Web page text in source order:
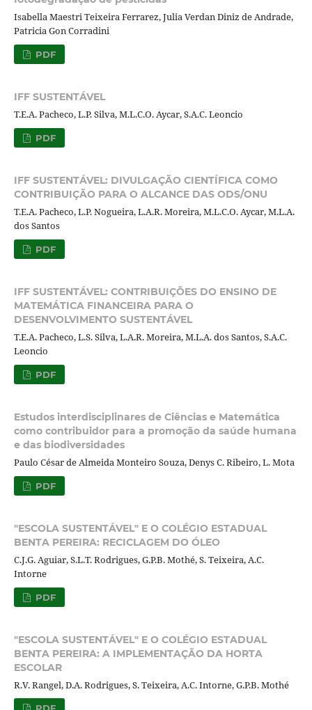
Isabella Maestri Teixeira Ferrarez, Julia Verdan Diniz de Andrade,
Patricia Gon Corradini
PDF
IFF SUSTENTÁVEL
T.E.A. Pacheco, L.P. Silva, M.L.C.O. Aycar, S.A.C. Leoncio
PDF
IFF SUSTENTÁVEL: DIVULGAÇÃO CIENTÍFICA COMO
CONTRIBUIÇÃO PARA O ALCANCE DAS ODS/ONU
T.E.A. Pacheco, L.P. Nogueira, L.A.R. Moreira, M.L.C.O. Aycar, M.L.A.
dos Santos
PDF
IFF SUSTENTÁVEL: CONTRIBUIÇÕES DO ENSINO DE
MATEMÁTICA FINANCEIRA PARA O
DESENVOLVIMENTO SUSTENTÁVEL
T.E.A. Pacheco, L.S. Silva, L.A.R. Moreira, M.L.A. dos Santos, S.A.C.
Leoncio
PDF
Estudos interdisciplinares de Ciências e Matemática
como contribuidor para a promoção da saúde humana
e das biodiversidades
Paulo César de Almeida Monteiro Souza, Denys C. Ribeiro, L. Mota
PDF
"ESCOLA SUSTENTÁVEL" E O COLÉGIO ESTADUAL
BENTA PEREIRA: RECICLAGEM DO ÓLEO
C.J.G. Aguiar, S.L.T. Rodrigues, G.P.B. Mothé, S. Teixeira, A.C.
Intorne
PDF
"ESCOLA SUSTENTÁVEL" E O COLÉGIO ESTADUAL
BENTA PEREIRA: A IMPLEMENTAÇÃO DA HORTA
ESCOLAR
R.V. Rangel, D.A. Rodrigues, S. Teixeira, A.C. Intorne, G.P.B. Mothé